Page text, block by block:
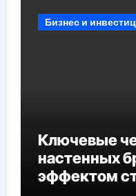
Бизнес и
Ключевые
настенных
эффектом